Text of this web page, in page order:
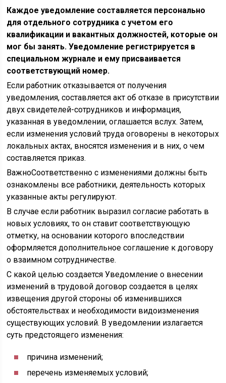
Каждое уведомление составляется персонально
для отдельного сотрудника с учетом его
квалификации и вакантных должностей, которые он
мог бы занять. Уведомление регистрируется в
специальном журнале и ему присваивается
соответствующий номер.
Если работник отказывается от получения
уведомления, составляется акт об отказе в присутствии
двух свидетелей-сотрудников и информация,
указанная в уведомлении, оглашается вслух. Затем,
если изменения условий труда оговорены в некоторых
локальных актах, вносятся изменения и в них, о чем
составляется приказ.
ВажноСоответственно с изменениями должны быть
ознакомлены все работники, деятельность которых
указанные акты регулируют.
В случае если работник выразил согласие работать в
новых условиях, то он ставит соответствующую
отметку, на основании которого впоследствии
оформляется дополнительное соглашение к договору
о взаимном сотрудничестве.
С какой целью создается Уведомление о внесении
изменений в трудовой договор создается в целях
извещения другой стороны об изменившихся
обстоятельствах и необходимости видоизменения
существующих условий. В уведомлении излагается
суть предстоящего изменения:
причина изменений;
перечень изменяемых условий;